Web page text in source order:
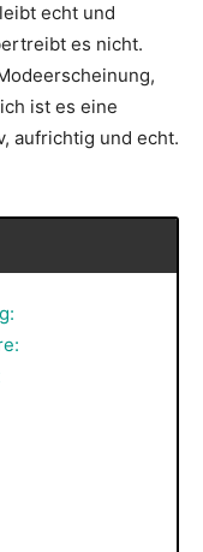
echt und
es nicht.
ist es eine
aufrichtig und echt.